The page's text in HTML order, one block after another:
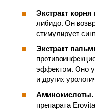
Экстракт корня
либидо. Он
стимулирует
Экстракт
эффектом. Оно
и других
Аминокислоты.
препарата